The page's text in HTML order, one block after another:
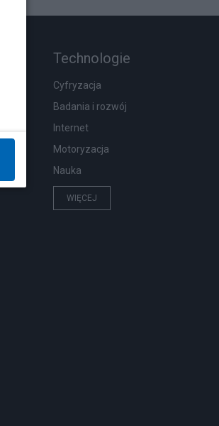
Technologie
Cyfryzacja
Badania i rozwój
Internet
Motoryzacja
Nauka
WIĘCEJ